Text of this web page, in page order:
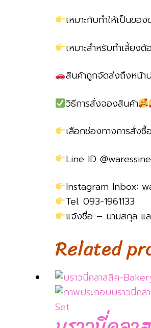
เหมาะกับทำให้เป็นข
เหมาะสำหรับทำเลี้ยง
สินค้าถูกจัดส่งถึงหน้า
วิธีการสั่งจองสินค้า
เลือกช่องทางการสั่ง
Line ID @waressine
Instagram Inbox:
Tel. 093-1961133
แจ้งชื่อ – นามสกุล แ
Related